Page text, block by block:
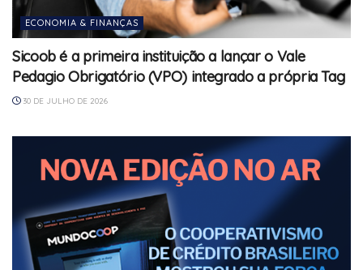
ECONOMIA & FINANÇAS
Sicoob é a primeira instituição a lançar o Vale
Pedagio Obrigatório (VPO) integrado a própria Tag
30 DE JULHO DE 2026